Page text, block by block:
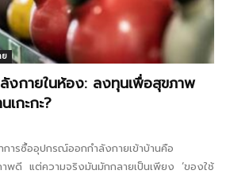
ย
กายในห้อง: ลงทุนเพื่อสุขภาพ
เกะกะ?
ารซื้ออุปกรณ์ออกกำลังกายเข้าบ้านคือ
พดี แต่ความจริงมันมักกลายเป็นเพียง ‘ของใช้